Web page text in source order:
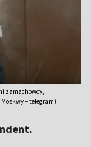
zamachowcy,
– telegram)